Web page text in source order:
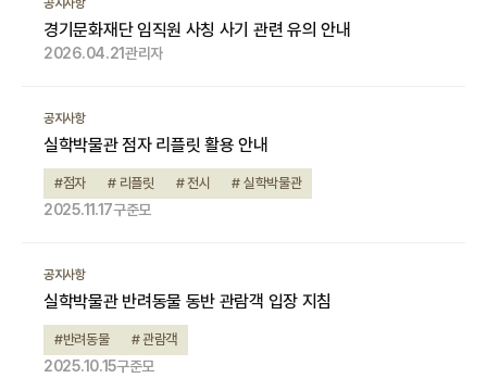
경기문화재단 임직원 사칭 사기 관련 유의 안내
2026.04.21관리자
공지사항
실학박물관 점자 리플릿 활용 안내
#점자 # 리플릿 # 전시 # 실학박물관
2025.11.17구준모
공지사항
실학박물관 반려동물 동반 관람객 입장 지침
#반려동물 # 관람객
2025.10.15구준모